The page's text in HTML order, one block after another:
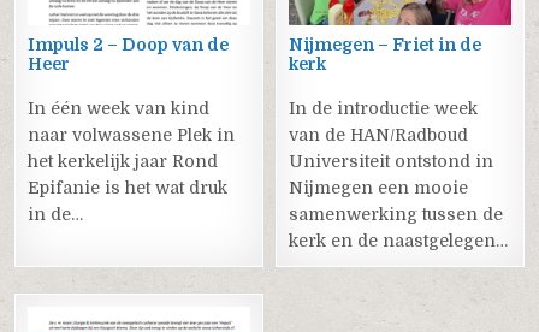
Impuls 2 – Doop van de
Heer
In één week van kind
naar volwassene Plek in
het kerkelijk jaar Rond
Epifanie is het wat druk
in de…
Nijmegen – Friet in de
kerk
In de introductie week
van de HAN/Radboud
Universiteit ontstond in
Nijmegen een mooie
samenwerking tussen de
kerk en de naastgelegen…
0